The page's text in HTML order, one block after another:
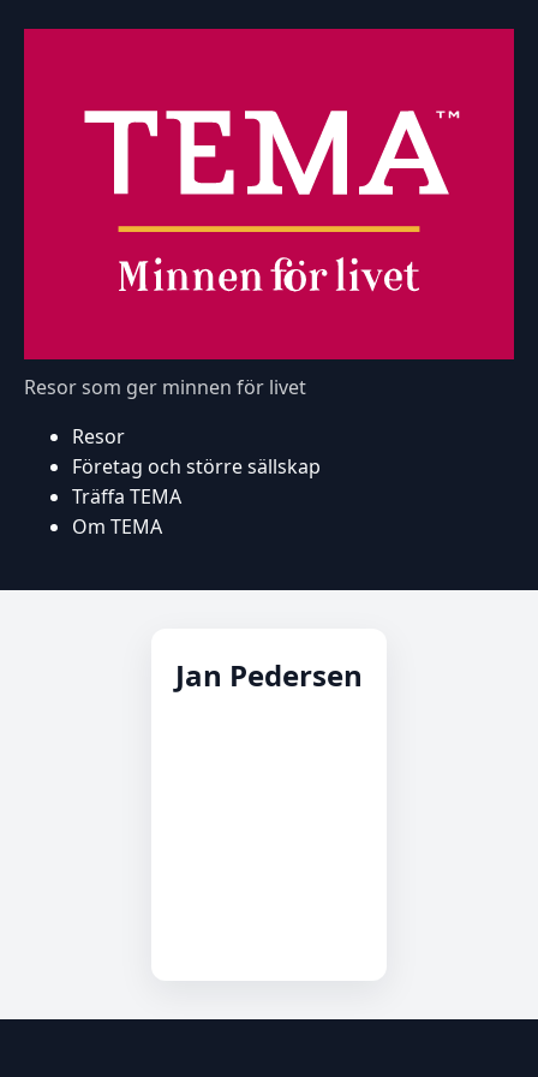
Resor som ger minnen för livet
Resor
Företag och större sällskap
Träffa TEMA
Om TEMA
Jan Pedersen